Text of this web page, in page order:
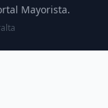
Mayorista.